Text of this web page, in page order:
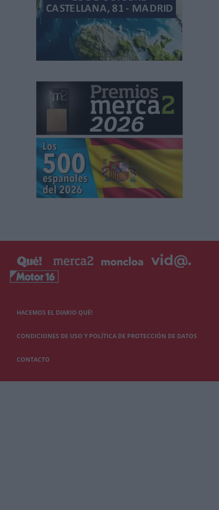
HACEMOS EL DIARIO QUÉ!
CONDICIONES DE USO Y POLÍTICA DE PROTECCIÓN DE DATOS
CONTACTO